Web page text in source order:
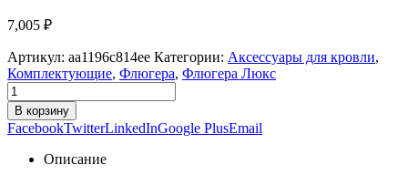
7,005 ₽
Артикул: aa1196c814ee Категории: Аксессуары для кровли,
Комплектующие, Флюгера, Флюгера Люкс
В корзину
FacebookTwitterLinkedInGoogle PlusEmail
Описание